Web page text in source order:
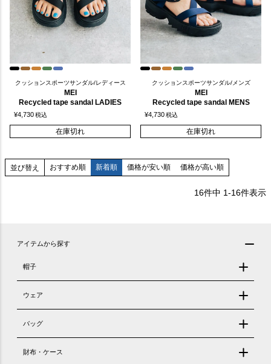
クッションスポーツサンダル/レディース
MEI
Recycled tape sandal LADIES
¥4,730税込
在庫切れ
クッションスポーツサンダル/メンズ
MEI
Recycled tape sandal MENS
¥4,730税込
在庫切れ
並び替え おすすめ順 新着順 価格が安い順 価格が高い順
16件中 1-16件表示
アイテムから探す
帽子
ウェア
バッグ
財布・ケース